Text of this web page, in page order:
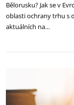
Bělorusku? Jak se v
oblasti ochrany trhu s
aktuálních na…